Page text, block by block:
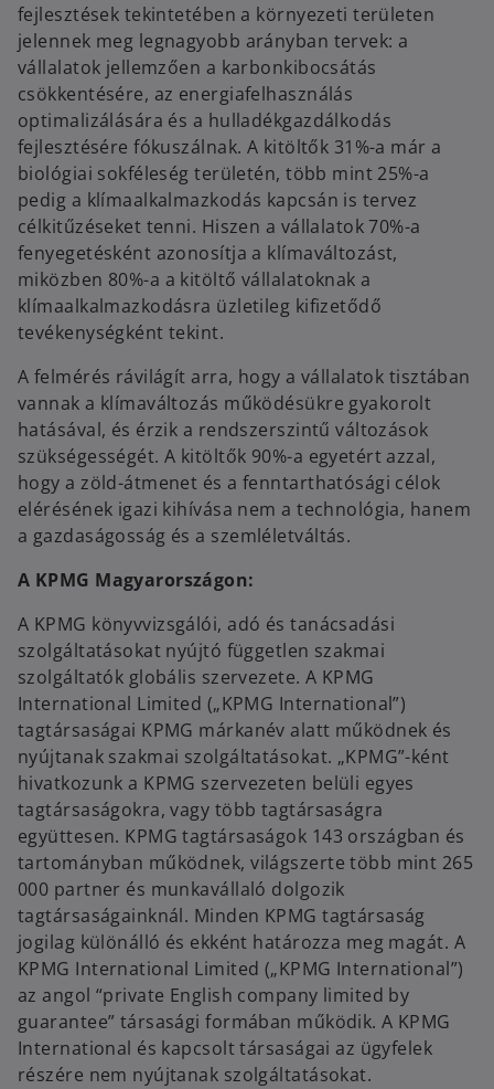
fejlesztések tekintetében a környezeti területen
jelennek meg legnagyobb arányban tervek: a
vállalatok jellemzően a karbonkibocsátás
csökkentésére, az energiafelhasználás
optimalizálására és a hulladékgazdálkodás
fejlesztésére fókuszálnak. A kitöltők 31%-a már a
biológiai sokféleség területén, több mint 25%-a
pedig a klímaalkalmazkodás kapcsán is tervez
célkitűzéseket tenni. Hiszen a vállalatok 70%-a
fenyegetésként azonosítja a klímaváltozást,
miközben 80%-a a kitöltő vállalatoknak a
klímaalkalmazkodásra üzletileg kifizetődő
tevékenységként tekint.
A felmérés rávilágít arra, hogy a vállalatok tisztában
vannak a klímaváltozás működésükre gyakorolt
hatásával, és érzik a rendszerszintű változások
szükségességét. A kitöltők 90%-a egyetért azzal,
hogy a zöld-átmenet és a fenntarthatósági célok
elérésének igazi kihívása nem a technológia, hanem
a gazdaságosság és a szemléletváltás.
A KPMG Magyarországon:
A KPMG könyvvizsgálói, adó és tanácsadási
szolgáltatásokat nyújtó független szakmai
szolgáltatók globális szervezete. A KPMG
International Limited („KPMG International”)
tagtársaságai KPMG márkanév alatt működnek és
nyújtanak szakmai szolgáltatásokat. „KPMG”-ként
hivatkozunk a KPMG szervezeten belüli egyes
tagtársaságokra, vagy több tagtársaságra
együttesen. KPMG tagtársaságok 143 országban és
tartományban működnek, világszerte több mint 265
000 partner és munkavállaló dolgozik
tagtársaságainknál. Minden KPMG tagtársaság
jogilag különálló és ekként határozza meg magát. A
KPMG International Limited („KPMG International”)
az angol “private English company limited by
guarantee” társasági formában működik. A KPMG
International és kapcsolt társaságai az ügyfelek
részére nem nyújtanak szolgáltatásokat.